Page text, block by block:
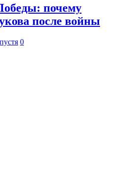
почему
после войны
0